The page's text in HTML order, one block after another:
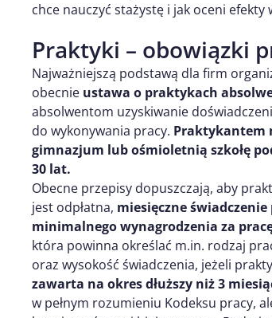
chce nauczyć stażystę i jak oceni efekty
Praktyki – obowiązki
Najważniejszą podstawą dla firm
obecnie ustawa o praktykach
absolwentom uzyskiwanie
do wykonywania pracy. Praktykantem
gimnazjum lub ośmioletnią szkołę
30 lat.
Obecne przepisy dopuszczają, aby
jest odpłatna, miesięczne
minimalnego wynagrodzenia za
która powinna określać m.in. rodzaj
oraz wysokość świadczenia, jeżeli
zawarta na okres dłuższy niż 3
w pełnym rozumieniu Kodeksu pracy,